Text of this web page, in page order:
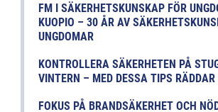
FM I SÄKERHETSKUNSKAP FÖR
KUOPIO – 30 ÅR AV
UNGDOMAR
KONTROLLERA SÄKERHETEN PÅ
VINTERN – MED DESSA TIPS RÄDDAR
FOKUS PÅ BRANDSÄKERHET OCH